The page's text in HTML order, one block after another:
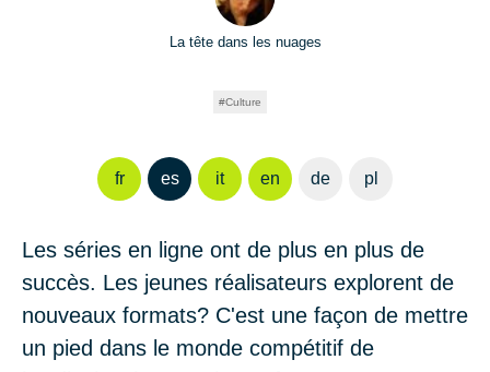
La tête dans les nuages
Culture
fr es it en de pl
Les séries en ligne ont de plus en plus de
succès. Les jeunes réalisateurs explorent de
nouveaux formats? C'est une façon de mettre
un pied dans le monde compétitif de